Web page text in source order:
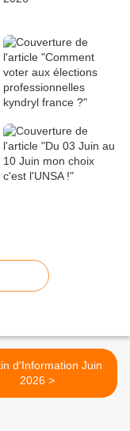
d'Information Juin
2026 >